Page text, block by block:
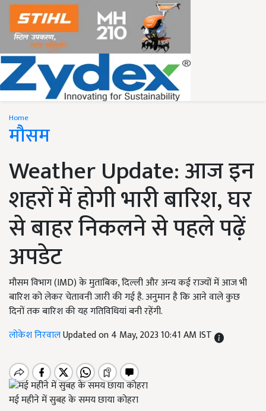
Home
मौसम
Weather Update: आज इन
शहरों में होगी भारी बारिश, घर
से बाहर निकलने से पहले पढ़ें
अपडेट
मौसम विभाग (IMD) के मुताबिक, दिल्ली और अन्य कई राज्यों में आज भी
बारिश को लेकर चेतावनी जारी की गई है. अनुमान है कि आने वाले कुछ
दिनों तक बारिश की यह गतिविधियां बनी रहेंगी.
लोकेश निरवालUpdated on 4 May, 2023 10:41 AM IST
मई महीने में सुबह के समय छाया कोहरा